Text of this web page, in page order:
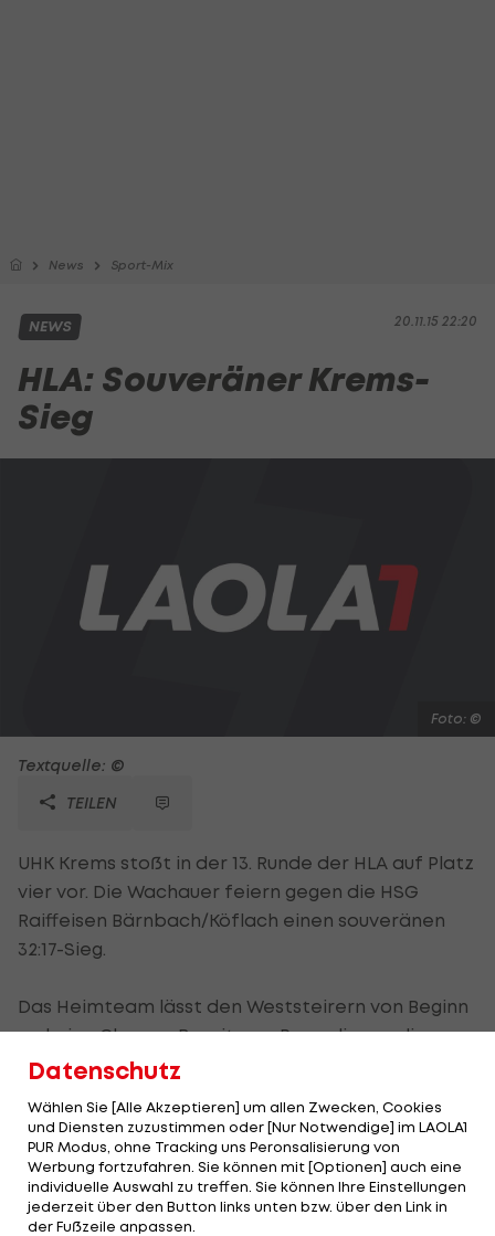
News Sport-Mix
20.11.15 22:20
NEWS
HLA: Souveräner Krems-
Sieg
Foto: ©
Textquelle: ©
TEILEN
UHK Krems stoßt in der 13. Runde der HLA auf Platz
vier vor. Die Wachauer feiern gegen die HSG
Raiffeisen Bärnbach/Köflach einen souveränen
32:17-Sieg.
Das Heimteam lässt den Weststeirern von Beginn
an keine Chance. Bereits zur Pause liegen die
Gäste 7:15 zurück.
Christoph Neuhold mit sechs und Tobias Schopf
mit fünf erzielen auf Seiten der Sieger die
meisten Treffer. Sieben Tore von Gabor Grebenar
sind für die Gäste zu wenig.
Datenschutz
Wählen Sie [Alle Akzeptieren] um allen Zwecken, Cookies
und Diensten zuzustimmen oder [Nur Notwendige] im LAOLA1
PUR Modus, ohne Tracking uns Peronsalisierung von
Werbung fortzufahren. Sie können mit [Optionen] auch eine
individuelle Auswahl zu treffen. Sie können Ihre Einstellungen
jederzeit über den Button links unten bzw. über den Link in
der Fußzeile anpassen.